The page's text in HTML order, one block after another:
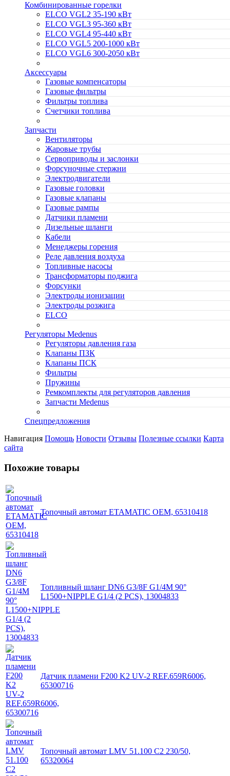
Комбинированные горелки
ELCO VGL2 35-190 кВт
ELCO VGL3 95-360 кВт
ELCO VGL4 95-440 кВт
ELCO VGL5 200-1000 кВт
ELCO VGL6 300-2050 кВт
Аксессуары
Газовые компенсаторы
Газовые фильтры
Фильтры топлива
Счетчики топлива
Запчасти
Вентиляторы
Жаровые трубы
Сервоприводы и заслонки
Форсуночные стержни
Электродвигатели
Газовые головки
Газовые клапаны
Газовые рампы
Датчики пламени
Дизельные шланги
Кабели
Менеджеры горения
Реле давления воздуха
Топливные насосы
Трансформаторы поджига
Форсунки
Электроды ионизации
Электроды розжига
ELCO
Регуляторы Medenus
Регуляторы давления газа
Клапаны ПЗК
Клапаны ПСК
Фильтры
Пружины
Ремкомплекты для регуляторов давления
Запчасти Medenus
Спецпредложения
Навигация Помощь Новости Отзывы Полезные ссылки Карта
сайта
Похожие товары
Топочный автомат ETAMATIC OEM, 65310418
Топливный шланг DN6 G3/8F G1/4M 90°
L1500+NIPPLE G1/4 (2 PCS), 13004833
Датчик пламени F200 K2 UV-2 REF.659R6006,
65300716
Топочный автомат LMV 51.100 C2 230/50,
65320064